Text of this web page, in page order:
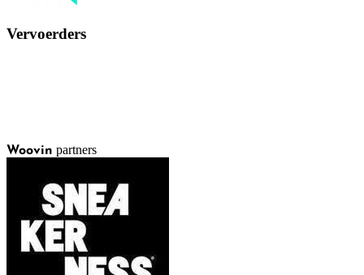
Vervoerders
Woovin partners